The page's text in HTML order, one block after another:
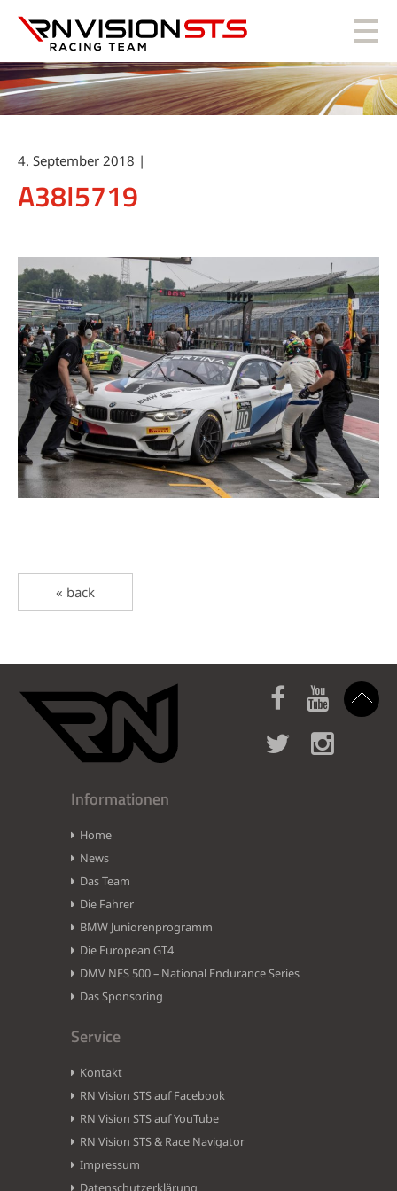
RN Vision STS
4. September 2018 |
A38I5719
« back
Informationen
Home
News
Das Team
Die Fahrer
BMW Juniorenprogramm
Die European GT4
DMV NES 500 – National Endurance Series
Das Sponsoring
Service
Kontakt
RN Vision STS auf Facebook
RN Vision STS auf YouTube
RN Vision STS & Race Navigator
Impressum
Datenschutzerklärung